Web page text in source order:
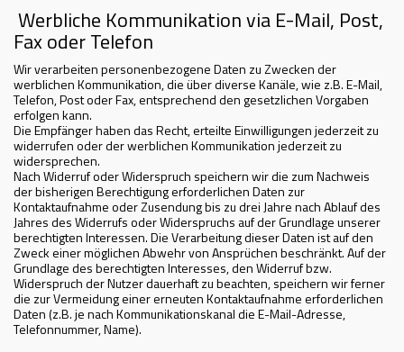
Werbliche Kommunikation via E-Mail, Post,
Fax oder Telefon
Wir verarbeiten personenbezogene Daten zu Zwecken der
werblichen Kommunikation, die über diverse Kanäle, wie z.B. E-Mail,
Telefon, Post oder Fax, entsprechend den gesetzlichen Vorgaben
erfolgen kann.
Die Empfänger haben das Recht, erteilte Einwilligungen jederzeit zu
widerrufen oder der werblichen Kommunikation jederzeit zu
widersprechen.
Nach Widerruf oder Widerspruch speichern wir die zum Nachweis
der bisherigen Berechtigung erforderlichen Daten zur
Kontaktaufnahme oder Zusendung bis zu drei Jahre nach Ablauf des
Jahres des Widerrufs oder Widerspruchs auf der Grundlage unserer
berechtigten Interessen. Die Verarbeitung dieser Daten ist auf den
Zweck einer möglichen Abwehr von Ansprüchen beschränkt. Auf der
Grundlage des berechtigten Interesses, den Widerruf bzw.
Widerspruch der Nutzer dauerhaft zu beachten, speichern wir ferner
die zur Vermeidung einer erneuten Kontaktaufnahme erforderlichen
Daten (z.B. je nach Kommunikationskanal die E-Mail-Adresse,
Telefonnummer, Name).